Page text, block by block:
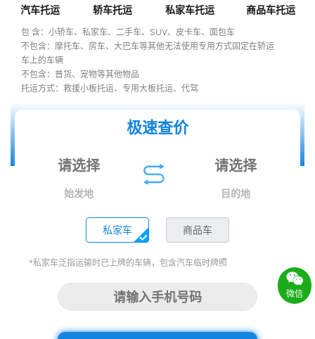
汽车托运 轿车托运 私家车托运 商品车托运
包 含：小轿车、私家车、二手车、SUV、皮卡车、面包车
不包含：摩托车、房车、大巴车等其他无法使用专用方式固定在轿运
车上的车辆
不包含：普货、宠物等其他物品
托运方式：救援小板托运、专用大板托运、代驾
极速查价
始发地 目的地
私家车 商品车
*私家车泛指运输时已上牌的车辆，包含汽车临时牌照
微信